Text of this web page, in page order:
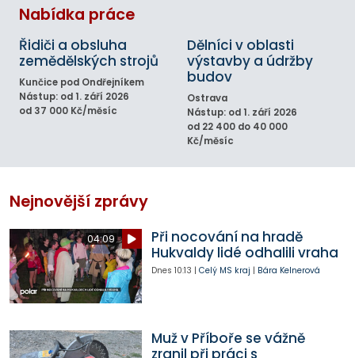
Nabídka práce
Řidiči a obsluha
zemědělských strojů
Kunčice pod Ondřejníkem
Nástup: od 1. září 2026
od 37 000 Kč/měsíc
Dělníci v oblasti
výstavby a údržby
budov
Ostrava
Nástup: od 1. září 2026
od 22 400 do 40 000
Kč/měsíc
Nejnovější zprávy
04:09
Při nocování na hradě
Hukvaldy lidé odhalili vraha
Dnes 10:13 | Celý MS kraj | Bára Kelnerová
Muž v Příboře se vážně